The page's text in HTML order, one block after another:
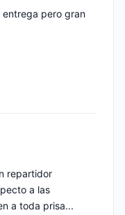
pero gran
repartidor
a las
a toda prisa...